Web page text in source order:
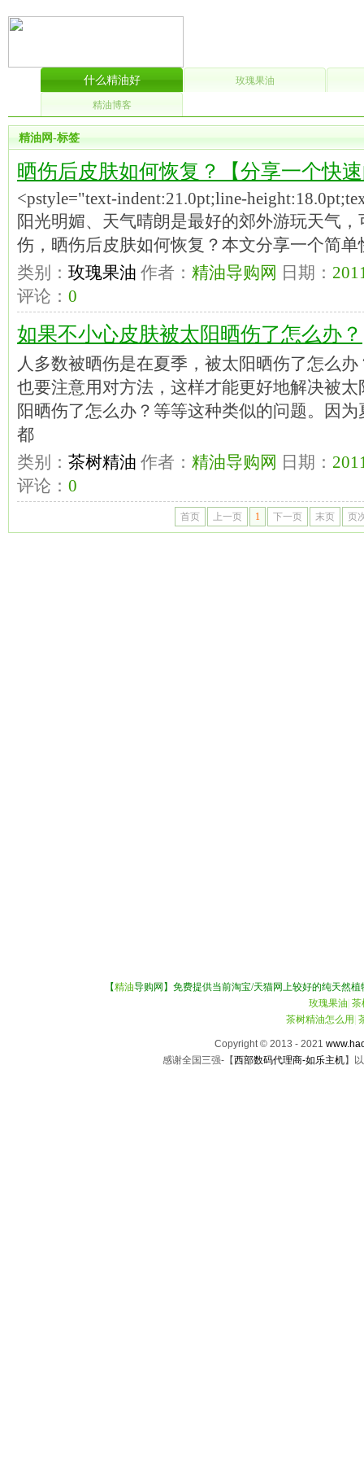
什么精油好 玫瑰果油
精油博客
精油网-标签
晒伤后皮肤如何恢复？【分享一个快
<pstyle="text-indent:21.0pt;line-
阳光明媚、天气晴朗是最好的郊外游玩天气
伤，晒伤后皮肤如何恢复？本文分享一个简
类别： 玫瑰果油 作者： 精油导购网 日期：
评论： 0
如果不小心皮肤被太阳晒伤了怎么办？
人多数被晒伤是在夏季，被太阳晒伤了怎么
也要注意用对方法，这样才能更好地解决被
阳晒伤了怎么办？等等这种类似的问题。因
都
类别： 茶树精油 作者： 精油导购网 日期：
评论： 0
首页 上一页 1 下一页 末页 页
【精油导购网】免费提供当前淘宝/天猫网上较好的纯天然植
玫瑰果油 茶
茶树精油怎么用
Copyright © 2013 - 2021
感谢全国三强-【西部数码代理商-如乐主机】以